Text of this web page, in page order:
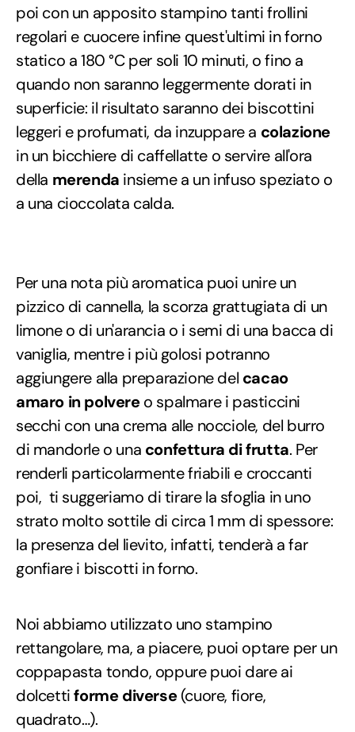
poi con un apposito stampino tanti frollini
regolari e cuocere infine quest'ultimi in forno
statico a 180 °C per soli 10 minuti, o fino a
quando non saranno leggermente dorati in
superficie: il risultato saranno dei biscottini
leggeri e profumati, da inzuppare a colazione
in un bicchiere di caffellatte o servire all'ora
della merenda insieme a un infuso speziato o
a una cioccolata calda.
Per una nota più aromatica puoi unire un
pizzico di cannella, la scorza grattugiata di un
limone o di un'arancia o i semi di una bacca di
vaniglia, mentre i più golosi potranno
aggiungere alla preparazione del cacao
amaro in polvereo spalmare i pasticcini
secchi con una crema alle nocciole, del burro
di mandorle o una confettura di frutta. Per
renderli particolarmente friabili e croccanti
poi, ti suggeriamo di tirare la sfoglia in uno
strato molto sottile di circa 1 mm di spessore:
la presenza del lievito, infatti, tenderà a far
gonfiare i biscotti in forno.
Noi abbiamo utilizzato uno stampino
rettangolare, ma, a piacere, puoi optare per un
coppapasta tondo, oppure puoi dare ai
dolcettiforme diverse(cuore, fiore,
quadrato…).